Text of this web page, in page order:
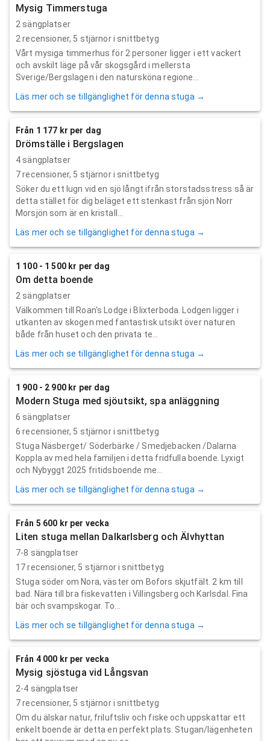
Mysig Timmerstuga
2 sängplatser
2 recensioner, 5 stjärnor i snittbetyg
Vårt mysiga timmerhus för 2 personer ligger i ett vackert
och avskilt läge på vår skogsgård i mellersta
Sverige/Bergslagen i den natursköna regione...
Läs mer och se tillgänglighet för denna stuga →
Från 1 177 kr per dag
Drömställe i Bergslagen
4 sängplatser
7recensioner, 5 stjärnor i snittbetyg
Söker du ett lugn vid en sjö långt ifrån storstadsstress så är
detta stället för dig beläget ett stenkast från sjön Norr
Morsjön som är en kristall...
Läs mer och se tillgänglighet för denna stuga →
1 100 - 1 500 kr per dag
Om detta boende
2 sängplatser
Välkommen till Roan's Lodge i Blixterboda. Lodgen ligger i
utkanten av skogen med fantastisk utsikt över naturen
både från huset och den privata te...
Läs mer och se tillgänglighet för denna stuga →
1 900 - 2 900 kr per dag
Modern Stuga med sjöutsikt, spa anläggning
6 sängplatser
6 recensioner, 5 stjärnor i snittbetyg
Stuga Näsberget/ Söderbärke / Smedjebacken /Dalarna
Koppla av med hela familjen i detta fridfulla boende. Lyxigt
och Nybyggt 2025 fritidsboende me...
Läs mer och se tillgänglighet för denna stuga →
Från 5 600 kr per vecka
Liten stuga mellan Dalkarlsberg och Älvhyttan
7-8 sängplatser
17recensioner, 5 stjärnor i snittbetyg
Stuga söder om Nora, väster om Bofors skjutfält. 2 km till
bad. Nära till bra fiskevatten i Villingsberg och Karlsdal. Fina
bär och svampskogar. To...
Läs mer och se tillgänglighet för denna stuga →
Från 4 000 kr per vecka
Mysig sjöstuga vid Långsvan
2-4 sängplatser
7recensioner, 5 stjärnor i snittbetyg
Om du älskar natur, friluftsliv och fiske och uppskattar ett
enkelt boende är detta en perfekt plats. Stugan/lägenheten